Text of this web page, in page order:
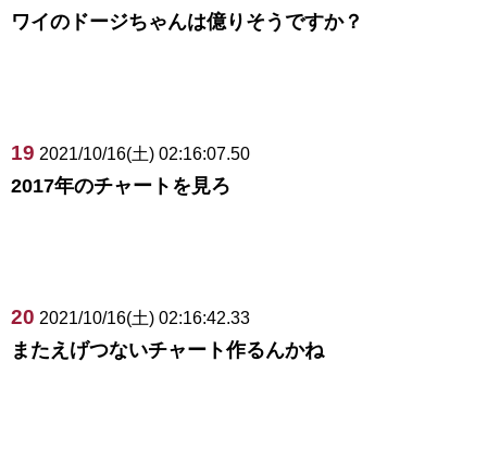
ワイのドージちゃんは億りそうですか？
19 2021/10/16(土) 02:16:07.50
2017年のチャートを見ろ
20 2021/10/16(土) 02:16:42.33
またえげつないチャート作るんかね